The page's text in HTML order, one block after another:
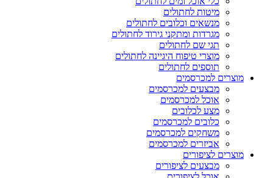
מיטות לחתולים
מנשאים וכלובים לחתולים
מגרדות ומתקני גירוד לחתולים
תגי שם לחתולים
מוצרי טיפוח היגיינה לחתולים
תוספים לחתולים
מוצרים למכרסמים
מבצעים למכרסמים
אוכל למכרסמים
מצע לכלובים
כלובים למכרסמים
משחקים למכרסמים
אביזרים למכרסמים
מוצרים לציפורים
מבצעים לציפורים